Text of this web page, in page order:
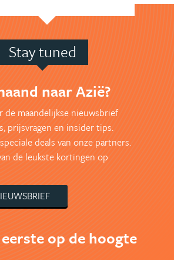
Stay tuned
naar Azië?
de maandelijkse nieuwsbrief
prijsvragen en insider tips.
deals van onze partners.
de leukste kortingen op
op de hoogte